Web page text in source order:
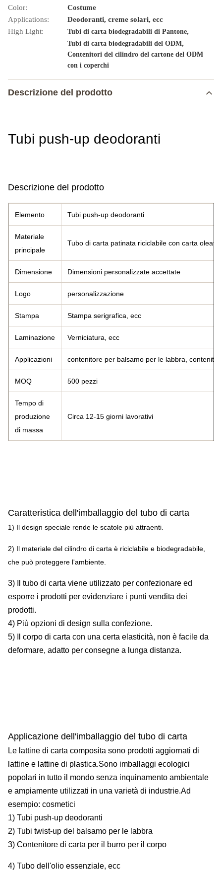
Color:
Costume
Applications:
Deodoranti, creme solari, ecc
High Light:
Tubi di carta biodegradabili di Pantone,
Tubi di carta biodegradabili del ODM,
Contenitori del cilindro del cartone del ODM
con i coperchi
Descrizione del prodotto
Tubi push-up deodoranti
Descrizione del prodotto
Elemento Tubi push-up deodoranti
Materiale
principale
Tubo di carta patinata riciclabile con carta oleata
Dimensione Dimensioni personalizzate accettate
Logo personalizzazione
Stampa Stampa serigrafica, ecc
Laminazione Verniciatura, ecc
Applicazioni contenitore per balsamo per le labbra,
MOQ 500 pezzi
Tempo di
produzione
di massa
Circa 12-15 giorni lavorativi
Caratteristica dell'imballaggio del tubo di carta
1) Il design speciale rende le scatole più attraenti.
2) Il materiale del cilindro di carta è riciclabile e biodegradabile,
che può proteggere l'ambiente.
3) Il tubo di carta viene utilizzato per confezionare ed
esporre i prodotti per evidenziare i punti vendita dei
prodotti.
4) Più opzioni di design sulla confezione.
5) Il corpo di carta con una certa elasticità, non è facile da
deformare, adatto per consegne a lunga distanza.
Applicazione dell'imballaggio del tubo di carta
Le lattine di carta composita sono prodotti aggiornati di
lattine e lattine di plastica.Sono imballaggi ecologici
popolari in tutto il mondo senza inquinamento ambientale
e ampiamente utilizzati in una varietà di industrie.Ad
esempio: cosmetici
1) Tubi push-up deodoranti
2) Tubi twist-up del balsamo per le labbra
3) Contenitore di carta per il burro per il corpo
4) Tubo dell'olio essenziale, ecc